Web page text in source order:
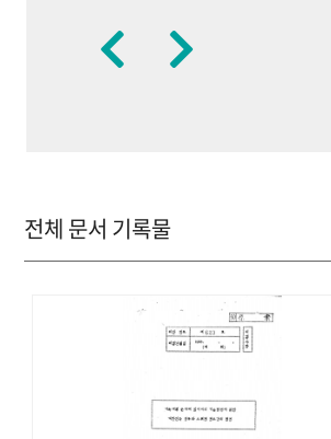
전체 문서 기록물